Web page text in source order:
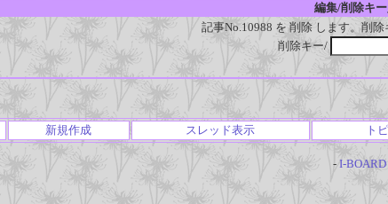
編集/削除キ
記事No.10988 を 削除 します。削
削除キー/
新規作成 スレッド表示 ト
- I-BOARD